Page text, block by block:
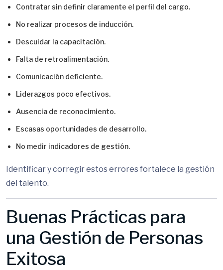
Contratar sin definir claramente el perfil del cargo.
No realizar procesos de inducción.
Descuidar la capacitación.
Falta de retroalimentación.
Comunicación deficiente.
Liderazgos poco efectivos.
Ausencia de reconocimiento.
Escasas oportunidades de desarrollo.
No medir indicadores de gestión.
Identificar y corregir estos errores fortalece la gestión
del talento.
Buenas Prácticas para
una Gestión de Personas
Exitosa